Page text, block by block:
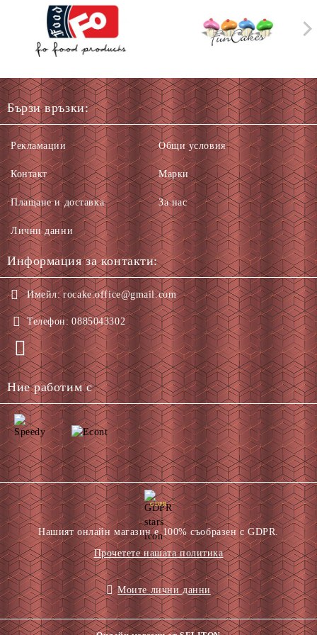
Бързи връзки:
Рекламации
Контакт
Плащане и доставка
Лични данни
Общи условия
Марки
За нас
Информация за контакти:
Имейл: rocake.office@gmail.com
Телефон: 0885043302
Ние работим с
GDPR
Нашият онлайн магазин е 100% съобразен с GDPR.
Прочетете нашата политика
Моите лични данни